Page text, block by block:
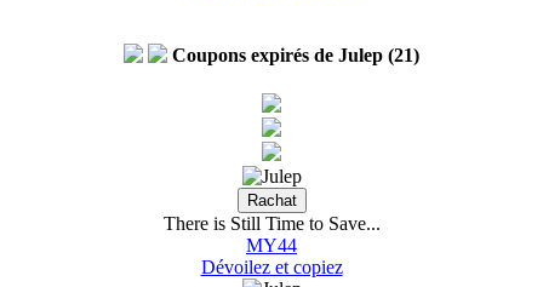
Coupons expirés de Julep (21)
There is Still Time to Save...
MY44
Dévoilez et copiez